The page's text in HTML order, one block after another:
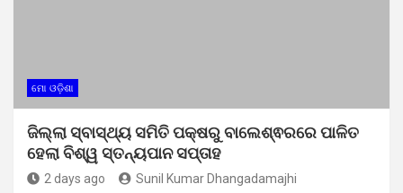
ମୋ ଓଡ଼ିଶା
ଜିଲ୍ଲା ସ୍ବାସ୍ଥ୍ୟ ସମିତି ପକ୍ଷରୁ ବାଲେଶ୍ଵରରେ ପାଳିତ
ହେଲା ବିଶ୍ୱ ସ୍ତନ୍ୟପାନ ସପ୍ତାହ
2 days ago Sunil Kumar Dhangadamajhi